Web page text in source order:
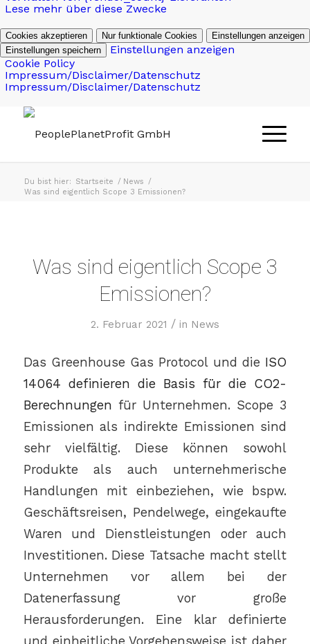
Lese mehr über diese Zwecke
Cookies akzeptieren Nur funktionale Cookies
Einstellungen anzeigen
Einstellungen speichern
Einstellungen anzeigen
Cookie Policy
Impressum/Disclaimer/Datenschutz
Impressum/Disclaimer/Datenschutz
Du bist hier: Startseite / News /
Was sind eigentlich Scope 3 Emissionen?
Was sind eigentlich Scope 3
Emissionen?
2. Februar 2021 / in News
Das Greenhouse Gas Protocol und die ISO
14064 definieren die Basis für die CO2-
Berechnungen für Unternehmen. Scope 3
Emissionen als indirekte Emissionen sind
sehr vielfältig. Diese können sowohl
Produkte als auch unternehmerische
Handlungen mit einbeziehen, wie bspw.
Geschäftsreisen, Pendelwege, eingekaufte
Waren und Dienstleistungen oder auch
Investitionen. Diese Tatsache macht stellt
Unternehmen vor allem bei der
Datenerfassung vor große
Herausforderungen. Eine klar definierte
und einheitliche Vorgehensweise ist daher